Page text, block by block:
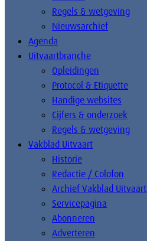
Regels & wetgeving
Nieuwsarchief
Agenda
Uitvaartbranche
Opleidingen
Protocol & Etiquette
Handige websites
Cijfers & onderzoek
Regels & wetgeving
Vakblad Uitvaart
Historie
Redactie / Colofon
Archief Vakblad Uitvaart
Servicepagina
Abonneren
Adverteren